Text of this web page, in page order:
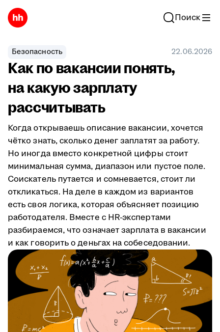
Поиск
Безопасность 22.06.2026
Как по вакансии понять,
на какую зарплату
рассчитывать
Когда открываешь описание вакансии, хочется
чётко знать, сколько денег заплатят за работу.
Но иногда вместо конкретной цифры стоит
минимальная сумма, диапазон или пустое поле.
Соискатель путается и сомневается, стоит ли
откликаться. На деле в каждом из вариантов
есть своя логика, которая объясняет позицию
работодателя. Вместе с HR-экспертами
разбираемся, что означает зарплата в вакансии
и как говорить о деньгах на собеседовании.